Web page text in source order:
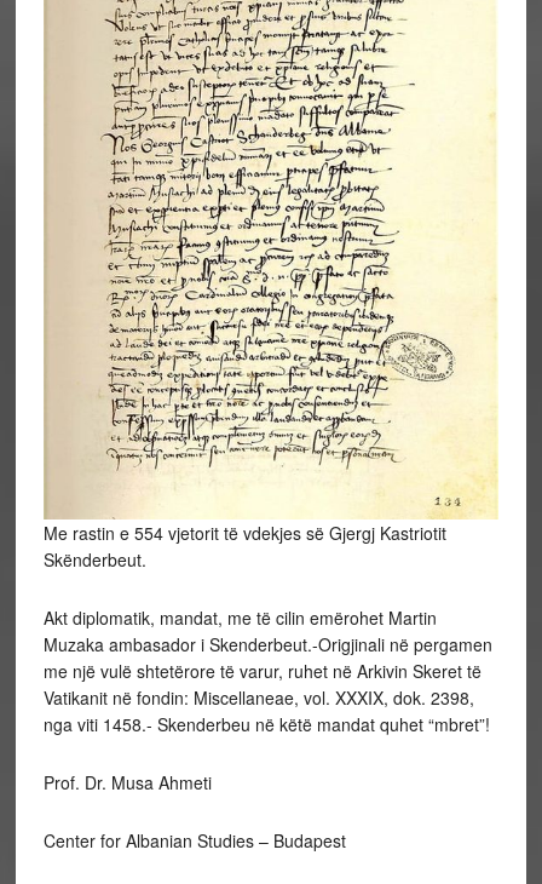
Me rastin e 554 vjetorit të vdekjes së Gjergj Kastriotit
Skënderbeut.
Akt diplomatik, mandat, me të cilin emërohet Martin
Muzaka ambasador i Skenderbeut.-Origjinali në pergamen
me një vulë shtetërore të varur, ruhet në Arkivin Skeret të
Vatikanit në fondin: Miscellaneae, vol. XXXIX, dok. 2398,
nga viti 1458.- Skenderbeu në këtë mandat quhet “mbret”!
Prof. Dr. Musa Ahmeti
Center for Albanian Studies – Budapest